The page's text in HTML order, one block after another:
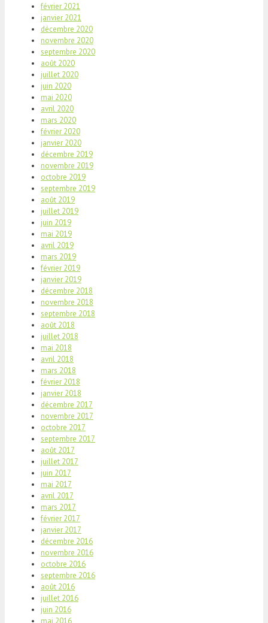
février 2021
janvier 2021
décembre 2020
novembre 2020
septembre 2020
août 2020
juillet 2020
juin 2020
mai 2020
avril 2020
mars 2020
février 2020
janvier 2020
décembre 2019
novembre 2019
octobre 2019
septembre 2019
août 2019
juillet 2019
juin 2019
mai 2019
avril 2019
mars 2019
février 2019
janvier 2019
décembre 2018
novembre 2018
septembre 2018
août 2018
juillet 2018
mai 2018
avril 2018
mars 2018
février 2018
janvier 2018
décembre 2017
novembre 2017
octobre 2017
septembre 2017
août 2017
juillet 2017
juin 2017
mai 2017
avril 2017
mars 2017
février 2017
janvier 2017
décembre 2016
novembre 2016
octobre 2016
septembre 2016
août 2016
juillet 2016
juin 2016